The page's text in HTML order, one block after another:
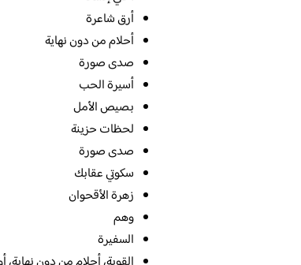
أرق شاعرة
أحلام من دون نهاية
صدى صورة
أسيرة الحب
بصيص الأمل
لحظات حزينة
صدى صورة
سكوتي عقابك
زهرة الأقحوان
وهم
السفيرة